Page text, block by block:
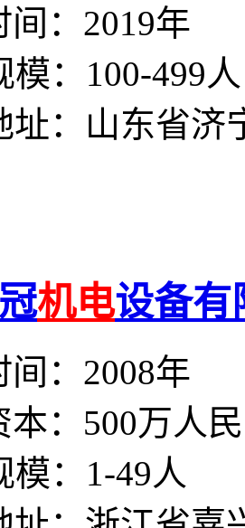
间：2019年
模：100-499人
址：山东省济
机电设备有
间：2008年
本：500万人
模：1-49人